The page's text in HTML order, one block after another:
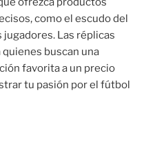
como el escudo del
Las réplicas
buscan una
favorita a un precio
tu pasión por el fútbol